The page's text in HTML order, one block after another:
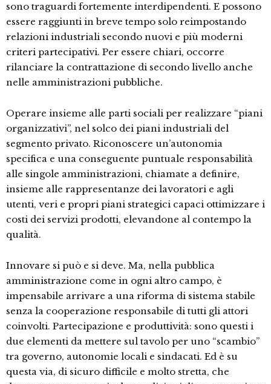
sono traguardi fortemente interdipendenti. E possono
essere raggiunti in breve tempo solo reimpostando
relazioni industriali secondo nuovi e più moderni
criteri partecipativi. Per essere chiari, occorre
rilanciare la contrattazione di secondo livello anche
nelle amministrazioni pubbliche.
Operare insieme alle parti sociali per realizzare “piani
organizzativi”, nel solco dei piani industriali del
segmento privato. Riconoscere un’autonomia
specifica e una conseguente puntuale responsabilità
alle singole amministrazioni, chiamate a definire,
insieme alle rappresentanze dei lavoratori e agli
utenti, veri e propri piani strategici capaci ottimizzare i
costi dei servizi prodotti, elevandone al contempo la
qualità.
Innovare si può e si deve. Ma, nella pubblica
amministrazione come in ogni altro campo, è
impensabile arrivare a una riforma di sistema stabile
senza la cooperazione responsabile di tutti gli attori
coinvolti. Partecipazione e produttività: sono questi i
due elementi da mettere sul tavolo per uno “scambio”
tra governo, autonomie locali e sindacati. Ed è su
questa via, di sicuro difficile e molto stretta, che